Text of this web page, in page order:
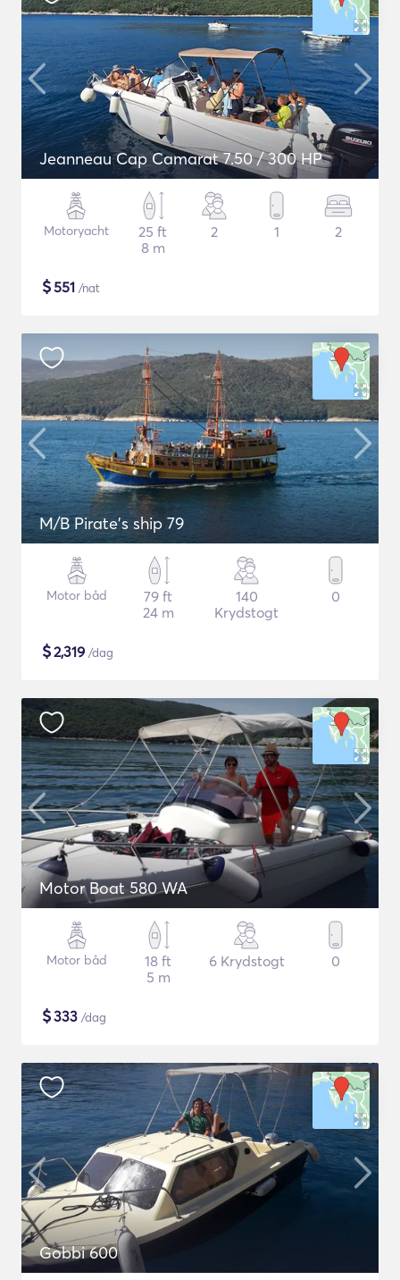
Jeanneau Cap Camarat 7.50 / 300 HP
Motoryacht
25 ft
8 m
2 1 2
$551 /nat
M/B Pirate's ship 79
Motor båd
79 ft
24 m
140
Krydstogt
0
$2,319 /dag
Motor Boat 580 WA
Motor båd
18 ft
5 m
6 Krydstogt 0
$333 /dag
Gobbi 600